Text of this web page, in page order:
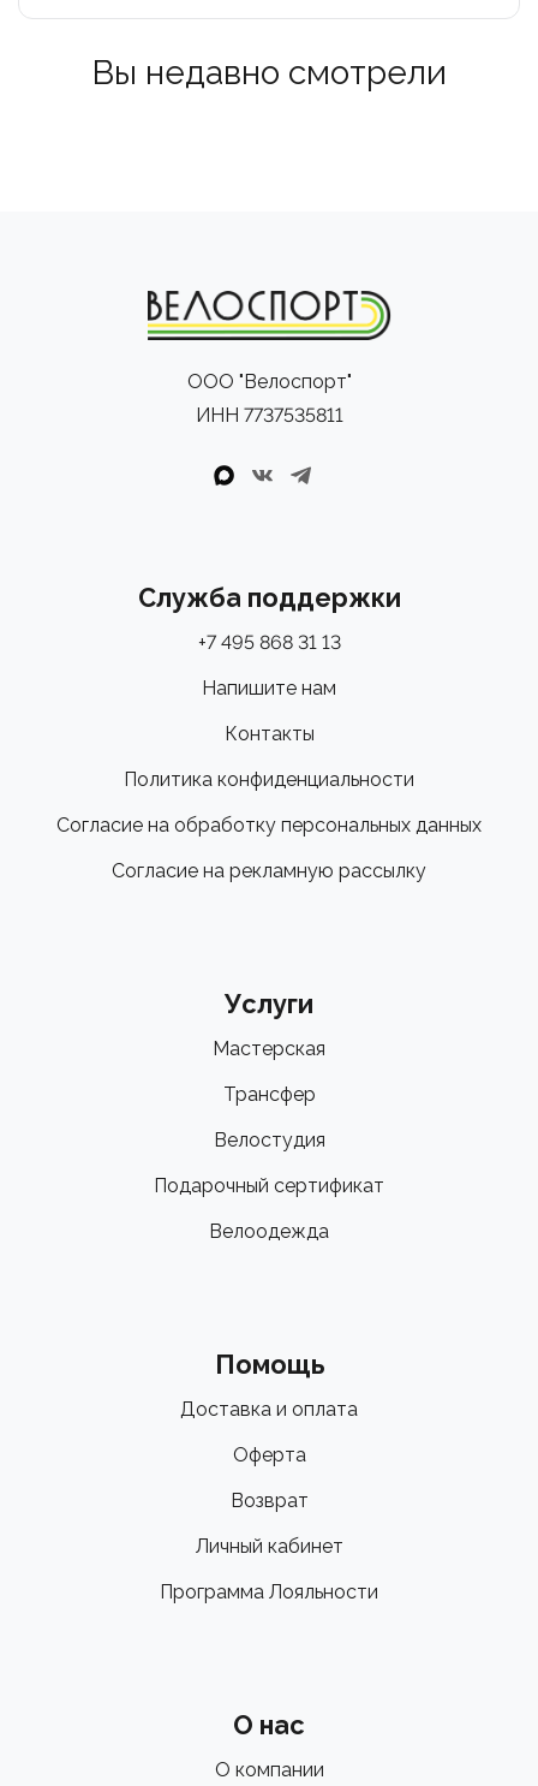
Вы недавно смотрели
ООО "Велоспорт"
ИНН 7737535811
Служба поддержки
+7 495 868 31 13
Напишите нам
Контакты
Политика конфиденциальности
Согласие на обработку персональных данных
Согласие на рекламную рассылку
Услуги
Мастерская
Трансфер
Велостудия
Подарочный сертификат
Велоодежда
Помощь
Доставка и оплата
Оферта
Возврат
Личный кабинет
Программа Лояльности
О нас
О компании